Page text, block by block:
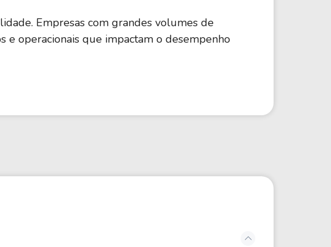
Empresas com grandes volumes de
operacionais que impactam o desempenho